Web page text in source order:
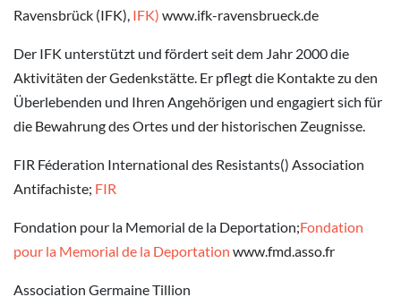
Ravensbrück (IFK), IFK) www.ifk-ravensbrueck.de
Der IFK unterstützt und fördert seit dem Jahr 2000 die
Aktivitäten der Gedenkstätte. Er pflegt die Kontakte zu den
Überlebenden und Ihren Angehörigen und engagiert sich für
die Bewahrung des Ortes und der historischen Zeugnisse.
FIR Féderation International des Resistants() Association
Antifachiste; FIR
Fondation pour la Memorial de la Deportation;Fondation
pour la Memorial de la Deportation www.fmd.asso.fr
Association Germaine Tillion